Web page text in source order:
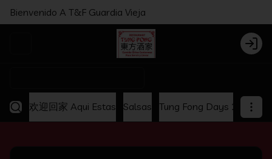
Bienvenido A T&F Guardia Vieja
Login
欢迎回家 Aqui Estas Salsas Tung Fong Days 2x1